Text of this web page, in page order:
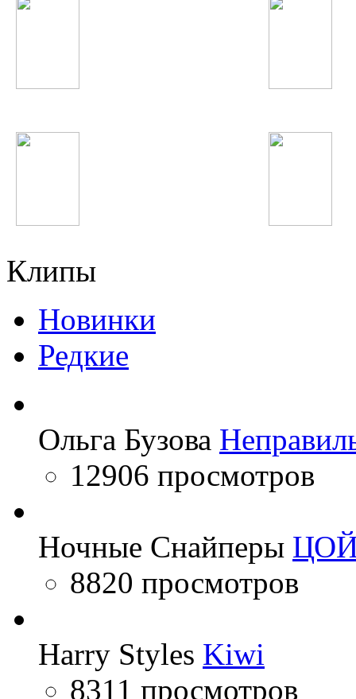
Клипы
Новинки
Редкие
Ольга Бузова
12906 просмотров
Ночные Снайперы
8820 просмотров
Harry Styles Kiwi
8311 просмотров